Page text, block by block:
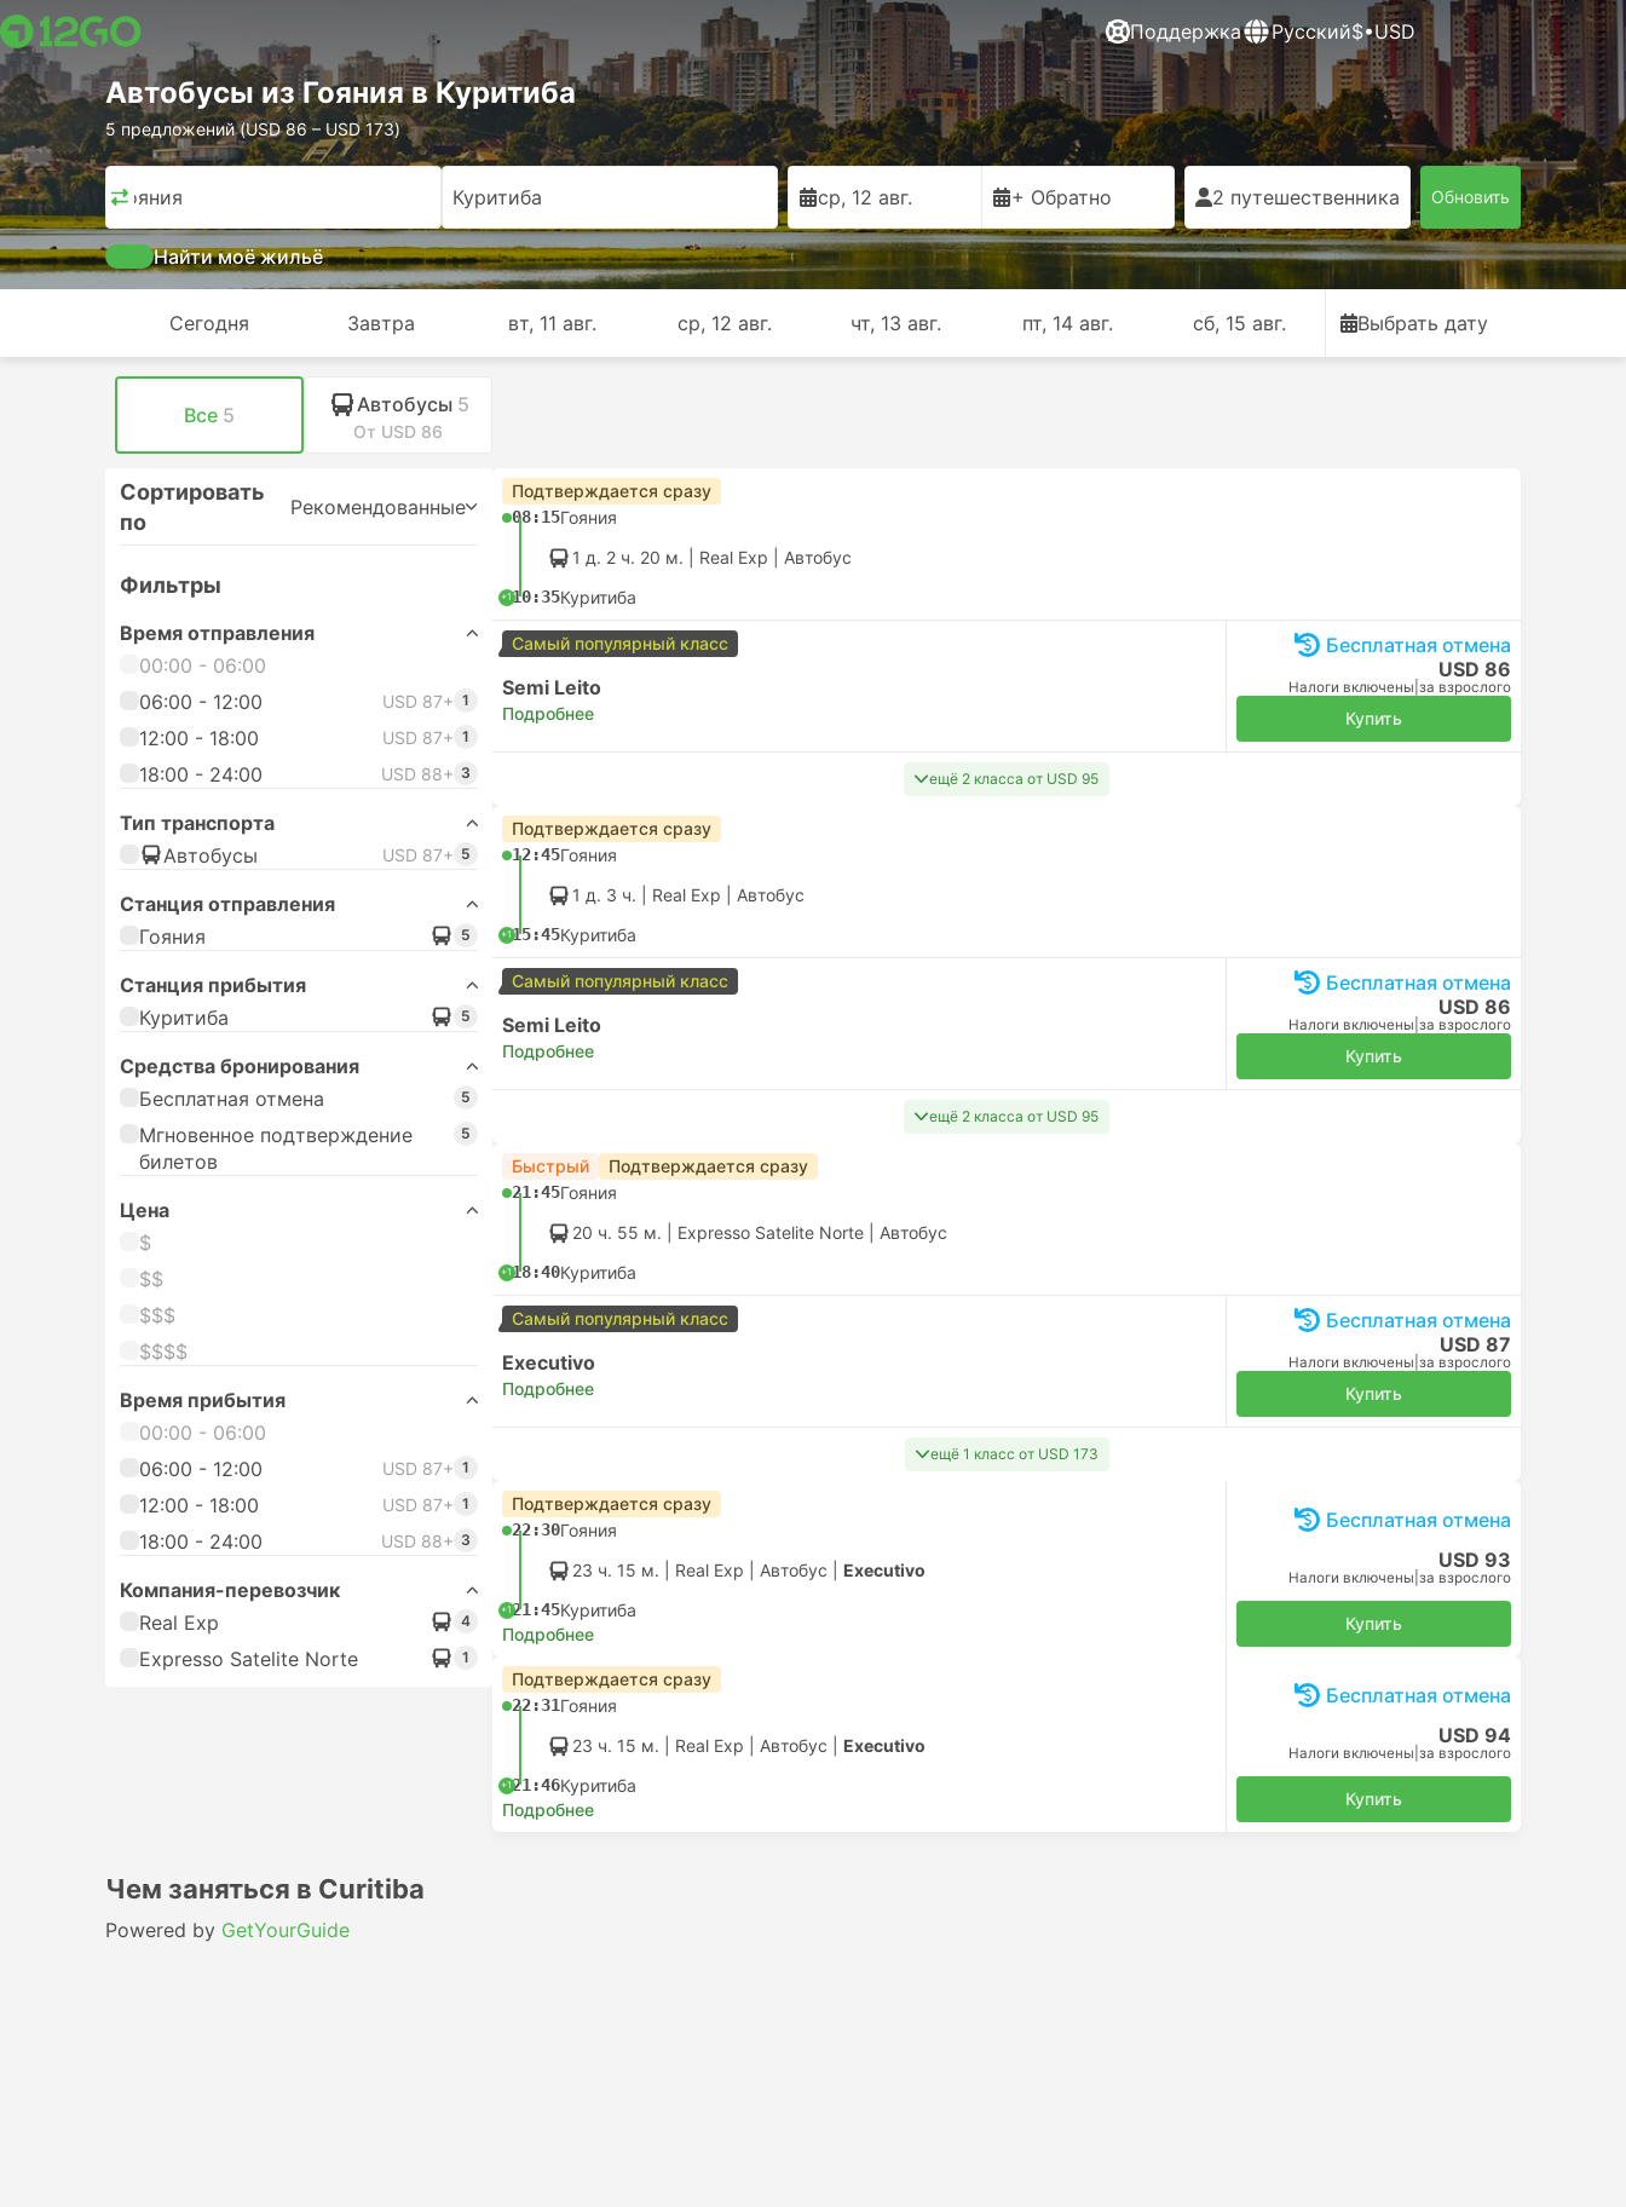
Поддержка Русский$•USD
Автобусы из Гояния в Куритиба
5 предложений (USD 86 – USD 173)
Гояния Куритиба ср, 12 авг. + Обратно 2 путешественника Обновить
Найти моё жильё
Сегодня Завтра вт, 11 авг. ср, 12 авг. чт, 13 авг. пт, 14 авг. сб, 15 авг. Выбрать дату
Все 5 Автобусы 5
От USD 86
Сортировать
по
Рекомендованные
Фильтры
Время отправления
00:00 - 06:00
06:00 - 12:00
USD 87+ 1
12:00 - 18:00 USD 87+ 1
18:00 - 24:00 USD 88+ 3
Тип транспорта
Автобусы
USD 87+ 5
Станция отправления
Гояния
5
Станция прибытия
Куритиба
5
Средства бронирования
Бесплатная отмена
5
Мгновенное подтверждение
билетов
5
Цена
$
$$
$$$
$$$$
Время прибытия
00:00 - 06:00
06:00 - 12:00
USD 87+ 1
12:00 - 18:00 USD 87+ 1
18:00 - 24:00 USD 88+ 3
Компания-перевозчик
Real Exp
4
Expresso Satelite Norte 1
Подтверждается сразу
08:15Гояния
1 д. 2 ч. 20 м. | Real Exp Автобус
+110:35Куритиба
Самый популярный класс
Semi Leito
Подробнее
Бесплатная отмена
USD 86
Налоги включены за взрослого
Купить
ещё 2 класса от USD 95
Подтверждается сразу
12:45Гояния
1 д. 3 ч. | Real Exp Автобус
+115:45Куритиба
Самый популярный класс
Semi Leito
Подробнее
Бесплатная отмена
USD 86
Налоги включены за взрослого
Купить
ещё 2 класса от USD 95
Быстрый Подтверждается сразу
21:45Гояния
20 ч. 55 м. | Expresso Satelite Norte Автобус
+118:40Куритиба
Самый популярный класс
Executivo
Подробнее
Бесплатная отмена
USD 87
Налоги включены за взрослого
Купить
ещё 1 класс от USD 173
Подтверждается сразу
22:30Гояния
23 ч. 15 м. | Real Exp Автобус Executivo
+121:45Куритиба
Подробнее
Бесплатная отмена
USD 93
Налоги включены за взрослого
Купить
Подтверждается сразу
22:31Гояния
23 ч. 15 м. | Real Exp Автобус Executivo
+121:46Куритиба
Подробнее
Бесплатная отмена
USD 94
Налоги включены за взрослого
Купить
Чем заняться в Curitiba
Powered by GetYourGuide